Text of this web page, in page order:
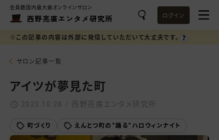
会員数国内最大級オンラインサロン
西野亮廣エンタメ研究所 ログイン
※この記事の内容は外部に発信していただいて大丈夫です。
サロン記事一覧
アイツが夢見た町
2023.10.28 / 西野亮廣エンタメ研究所
町づくり えんとつ町の“踊る“ハロウィンナイト